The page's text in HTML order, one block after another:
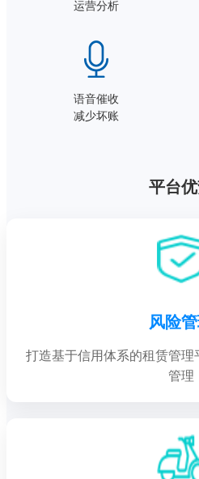
运营分析
语音催收
减少坏账
平台
风险
打造基于信用体系的租赁管
管理